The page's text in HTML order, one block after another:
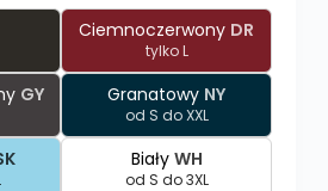
Ciemnoczerwony DR
tylko L
GY Granatowy NY
od S do XXL
Biały WH
od S do 3XL